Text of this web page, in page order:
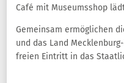
Café mit Museumsshop
Gemeinsam ermöglichen
und das Land
freien Eintritt in das